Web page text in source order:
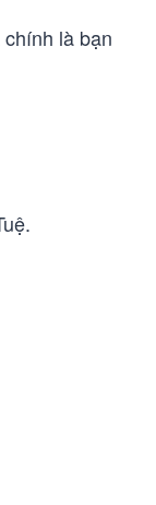
là bạn